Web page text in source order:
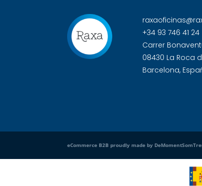
+34 93 746 41 24
Carrer
08430 La Roca
Barcelona,
eCommerce B2B proudly made by